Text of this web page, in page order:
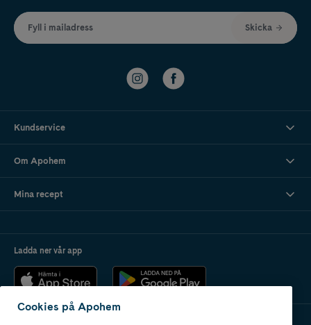
Fyll i mailadress Skicka
Kundservice
Om Apohem
Mina recept
Ladda ner vår app
Cookies på Apohem